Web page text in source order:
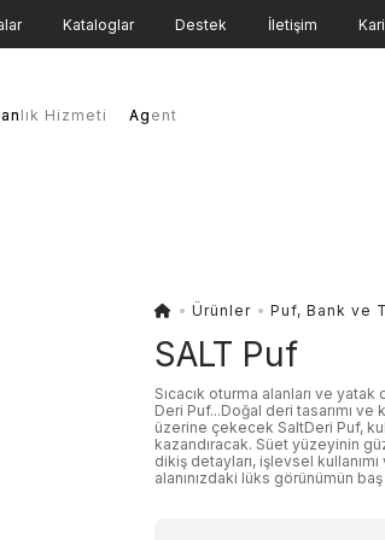
Kataloglar Destek İletişim
Hizmeti
Hizmeti Agent
Agent
Ürünler Puf, Bank ve
SALT Puf
Sıcacık oturma alanları ve yatak
Deri Puf...Doğal deri tasarımı
üzerine çekecek SaltDeri Puf,
kazandıracak. Süet yüzeyinin
dikiş detayları, işlevsel
alanınızdaki lüks görünümün